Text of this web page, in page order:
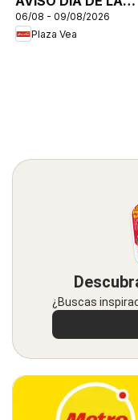
CERVEZA
06/08 - 09/08/2026
Plaza Vea
¿Buscas